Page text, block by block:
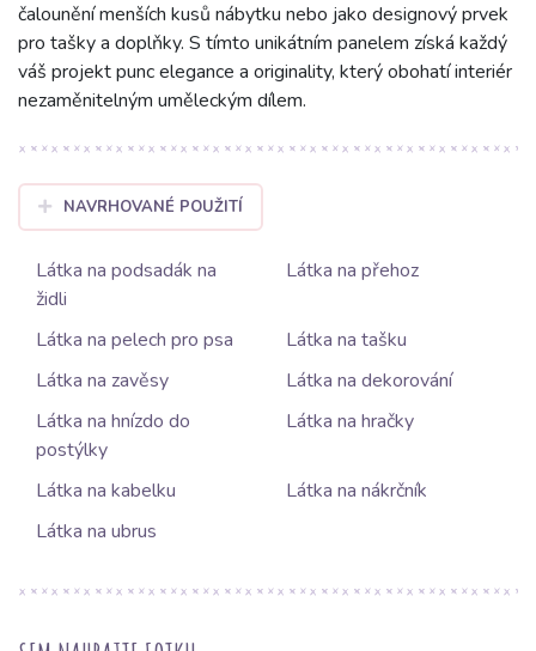
čalounění menších kusů nábytku nebo jako designový prvek
pro tašky a doplňky. S tímto unikátním panelem získá každý
váš projekt punc elegance a originality, který obohatí interiér
nezaměnitelným uměleckým dílem.
NAVRHOVANÉ POUŽITÍ
Látka na podsadák na
židli
Látka na přehoz
Látka na pelech pro psa
Látka na tašku
Látka na zavěsy
Látka na dekorování
Látka na hnízdo do
postýlky
Látka na hračky
Látka na kabelku
Látka na nákrčník
Látka na ubrus